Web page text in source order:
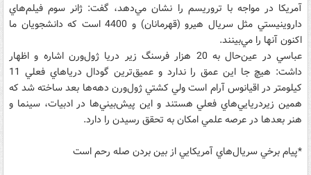
آمريکا در مواجه با تروريسم را نشان مي‌دهد، گفت: ژانر سوم فيلم‌هاي
داروينيستي مثل سريال هيرو (قهرمانان) و 4400 است که دانشجويان ما
اکنون آنها را مي‌بينند.
عباسي در عين‌حال به 20 هزار فرسنگ زير دريا ژول‌ورن اشاره و اظهار
داشت: هيچ جا اين عمق را ندارد و عميق‌ترين گودال دريا‌هاي فعلي 11
کيلومتر در اقيانوس آرام است ولي کشتي ژول‌ورن دهه‌ها بعد ساخته شد که
همين زيردريايي‌هاي فعلي هستند و اين پيش‌بيني‌ها در ادبيات، سينما و
هنر بعدها در عرصه علمي امکان به تحقق رسيدن را دارد.
*پيام برخي سريال‌هاي آمريکايي از بين بردن صله رحم است